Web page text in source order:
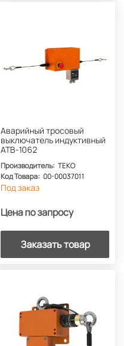
Аварийный тросовый
выключатель индуктивный
АТВ-1062
Производитель: ТЕКО
Код Товара: 00-00037011
Под заказ
Цена по запросу
Заказать товар